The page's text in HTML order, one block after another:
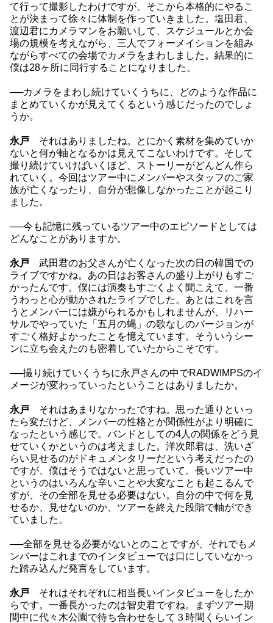
て行って撮影したわけですが、そこから本格的にやるこ
とが決まって徐々に体制を作っていきました。塩田君、
渡辺君にカメラマンをお願いして、スケジュールとか会
場の規模を考えながら、三人でフォーメイションを組み
ながらすべての会場でカメラをまわしました。結果的に
僕は28ヶ所に同行することになりました。
──カメラをまわし続けていくうちに、どのような作品に
まとめていくかが見えてくるという感じだったのでしょ
うか。
永戸 それはありましたね。とにかく素材を集めていか
ないと何が軸となるかは見えてこないわけです。そして
撮り続けていけばいくほど、ストーリーがどんどん作ら
れていく。今回はツアー中にメンバーやスタッフのご家
族が亡くなったり、自分が想像しなかったことが起こり
ました。
──今も記憶に残っているツアー中のエピソードとしては
どんなことがありますか。
永戸 武田君のお父さんが亡くなった次の日の韓国での
ライブですかね。あの日はお客さんの盛り上がりもすご
かったんです。僕には演奏もすごくよく聞こえて、一番
うわっと心が動かされたライブでした。あとはこれを言
うとメンバーには嫌がられるかもしれませんが、リハー
サルでやっていた「五月の蝿」の歌なしのバージョンが
すごく格好よかったことを憶えています。そういうシー
ンに立ち会えたのも密着していたからこそです。
──撮り続けていくうちに永戸さんの中でRADWIMPSのイ
メージが変わっていったということはありましたか。
永戸 それはあまりなかったですね。思った通りといっ
たら変だけど、メンバーの性格とか関係性がより明確に
なったという感じで。バンドとしての4人の関係をどう見
せていくかというのは考えました。洋次郎君は、洗いざ
らい見せるのがドキュメンタリーだという考えだったの
ですが、僕はそうではないと思っていて。長いツアー中
というのはいろんな辛いことや大変なことも起こるんで
すが、その全部を見せる必要はない。自分の中で何を見
せるか、見せないのか、ツアーを終えた段階で軸ができ
ていました。
──全部を見せる必要がないとのことですが、それでもメ
ンバーはこれまでのインタビューでは口にしていなかっ
た踏み込んだ発言をしています。
永戸 それはそれぞれに相当長いインタビューをしたか
らです。一番長かったのは智史君ですね。まずツアー期
間中に代々木公園で待ち合わせをして３時間くらいイン